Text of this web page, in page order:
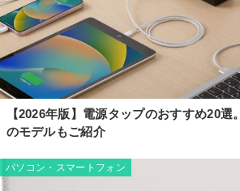
【2026年版】電源タップのおすすめ20
のモデルもご紹介
パソコン・スマートフォン